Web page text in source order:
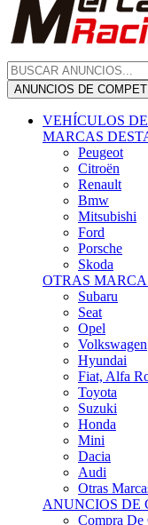
ANUNCIOS DE
VEHÍCULOS DE
MARCAS
Peugeot
Citroën
Renault
Bmw
Mitsubishi
Ford
Porsche
Skoda
OTRAS MARCAS
Subaru
Seat
Opel
Volkswagen
Hyundai
Fiat, Alfa
Toyota
Suzuki
Honda
Mini
Dacia
Audi
Otras Marcas
ANUNCIOS DE
Compra De
ALQUILER